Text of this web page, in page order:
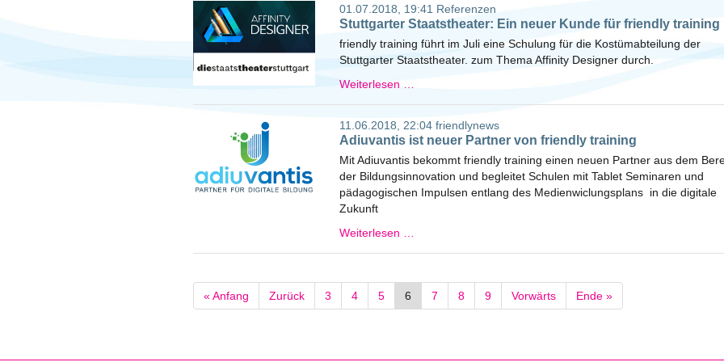
01.07.2018, 19:41 Referenzen
Stuttgarter Staatstheater: Ein neuer Kunde für friendly training
friendly training führt im Juli eine Schulung für die Kostümabteilung der
Stuttgarter Staatstheater. zum Thema Affinity Designer durch.
Weiterlesen …
11.06.2018, 22:04 friendlynews
Adiuvantis ist neuer Partner von friendly training
Mit Adiuvantis bekommt friendly training einen neuen Partner aus dem
der Bildungsinnovation und begleitet Schulen mit Tablet Seminaren und
pädagogischen Impulsen entlang des Medienwiclungsplans in die digitale
Zukunft
Weiterlesen …
« Anfang Zurück 3 4 5 6 7 8 9 Vorwärts Ende »